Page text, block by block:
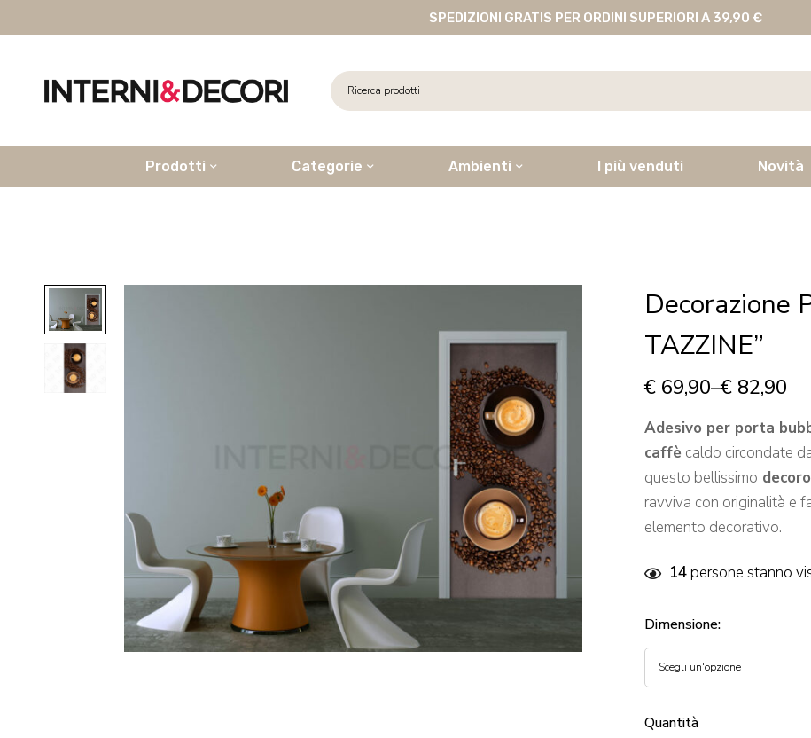
SPEDIZIONI GRATIS PER ORDINI SUPERIORI A 39,90 €
Prodotti Categorie Ambienti I più venduti Novità
Decorazione
TAZZINE”
€ 69,90–€ 82,90
Adesivo per porta
caffè caldo circondate
questo bellissimo
ravviva con originalità e
elemento decorativo.
14persone stanno
Dimensione:
Quantità